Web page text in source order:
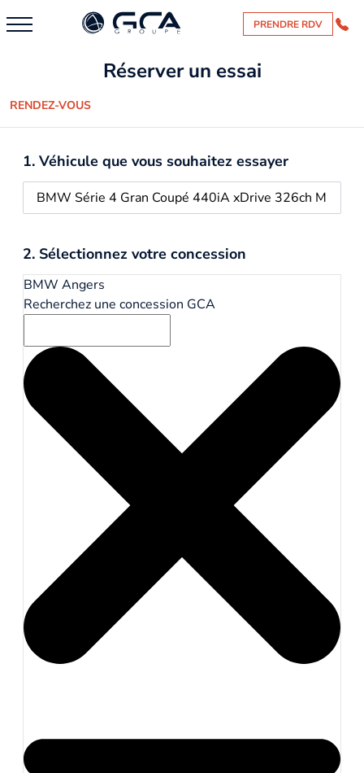
PRENDRE RDV
Réserver un essai
RENDEZ-VOUS
1. Véhicule que vous souhaitez essayer
2. Sélectionnez votre concession
BMW Angers
Recherchez une concession GCA